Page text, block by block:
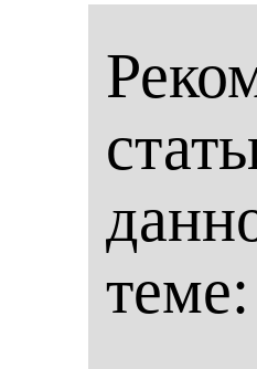
теме: